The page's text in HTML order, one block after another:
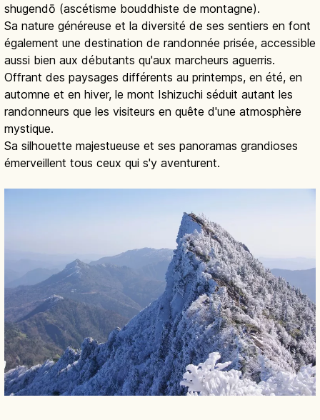
shugendō (ascétisme bouddhiste de montagne).
Sa nature généreuse et la diversité de ses sentiers en font
également une destination de randonnée prisée, accessible
aussi bien aux débutants qu'aux marcheurs aguerris.
Offrant des paysages différents au printemps, en été, en
automne et en hiver, le mont Ishizuchi séduit autant les
randonneurs que les visiteurs en quête d'une atmosphère
mystique.
Sa silhouette majestueuse et ses panoramas grandioses
émerveillent tous ceux qui s'y aventurent.